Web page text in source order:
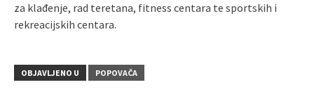
za klađenje, rad teretana, fitness centara te sportskih i
rekreacijskih centara.
OBJAVLJENO U POPOVAČA